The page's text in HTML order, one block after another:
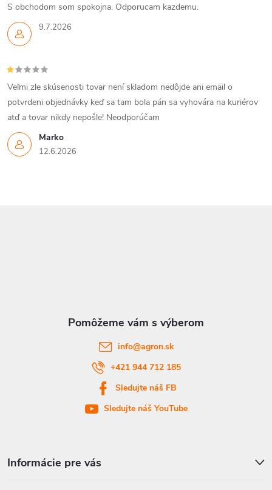
9.7.2026
S obchodom som spokojna. Odporucam kazdemu.
Marko
12.6.2026
Veľmi zle skúsenosti tovar není skladom nedôjde ani email o
potvrdeni objednávky keď sa tam bola pán sa vyhovára na kuriérov
atď a tovar nikdy nepošle! Neodporúčam
Informácie pre vás
info@agron.sk
+421 944 712 185
Sledujte náš FB
Sledujte náš YouTube